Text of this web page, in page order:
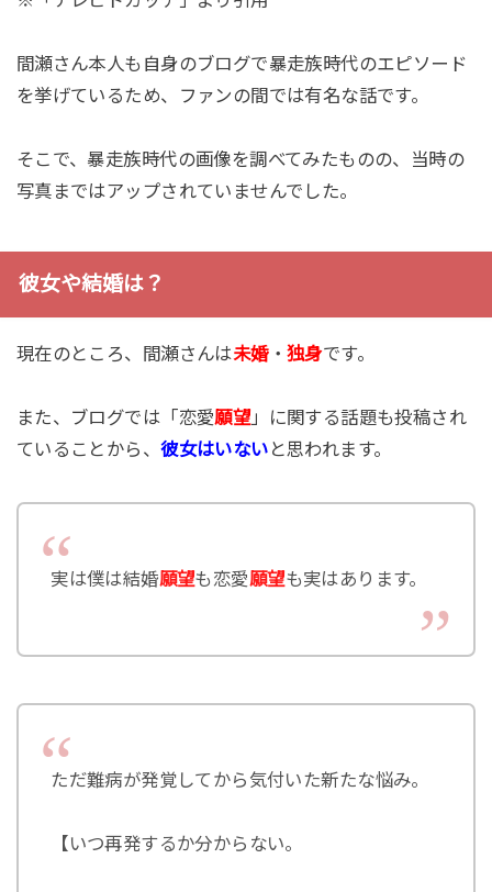
間瀬さん本人も自身のブログで暴走族時代のエピソード
を挙げているため、ファンの間では有名な話です。
そこで、暴走族時代の画像を調べてみたものの、当時の
写真まではアップされていませんでした。
彼女や結婚は？
現在のところ、間瀬さんは未婚・独身です。
また、ブログでは「恋愛願望」に関する話題も投稿され
ていることから、彼女はいない と思われます。
実は僕は結婚願望も恋愛願望も実はあります。
ただ難病が発覚してから気付いた新たな悩み。
【いつ再発するか分からない。